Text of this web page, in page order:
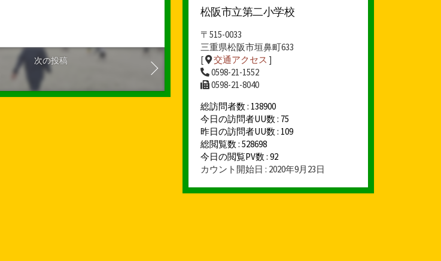
次の投稿
イ
ブ
松阪市立第二小学校
〒515-0033
三重県松阪市垣鼻町633
[
交通アクセス ]
0598-21-1552
0598-21-8040
総訪問者数 : 138900
今日の訪問者UU数 : 75
昨日の訪問者UU数 : 109
総閲覧数 : 528698
今日の閲覧PV数 : 92
カウント開始日 : 2020年9月23日